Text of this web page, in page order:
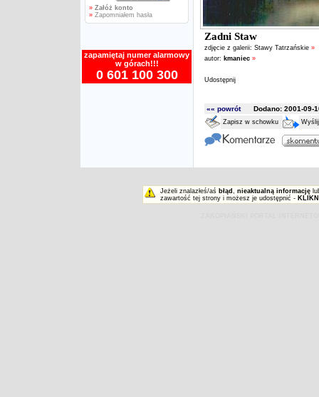
» Załóż konto
» Zapomniałem hasła
zapamiętaj numer alarmowy
w górach!!!
0 601 100 300
Zadni Staw
zdjęcie z galerii: Stawy Tatrzańskie »
autor: kmaniec »
Udostępnij
«« powrótDodano: 2001-09-
Zapisz w schowku
Jeżeli znalazłeś/aś błąd , nieaktualną informację
zawartość tej strony i możesz je udostępnić -